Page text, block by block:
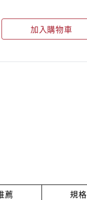
加入購物車
薦 規格